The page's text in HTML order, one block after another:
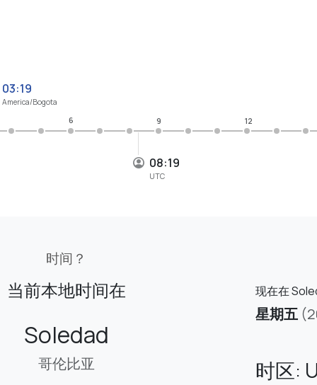
08:19
UTC
03:19
America/Bogota
6 9 12
时间？
当前本地时间在
Soledad
哥伦比亚
现在在
星期五
时区: